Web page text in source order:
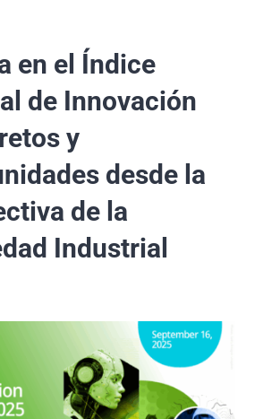
en el Índice
de Innovación
y
desde la
de la
Industrial